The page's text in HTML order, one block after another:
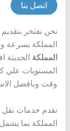
اتصل بنا
نحن نفتخر
المملكة بسرعة
المملكة الحديثة
المستويات علي
وقت وبافضل
نقدم خدمات
المملكة بما